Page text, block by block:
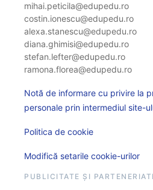
mihai.peticila@edupedu.ro
costin.ionescu@edupedu.ro
alexa.stanescu@edupedu.ro
diana.ghimisi@edupedu.ro
stefan.lefter@edupedu.ro
ramona.florea@edupedu.ro
Notă de informare cu privire la
personale prin intermediul site-
Politica de cookie
Modifică setarile cookie-urilor
PUBLICITATE ȘI